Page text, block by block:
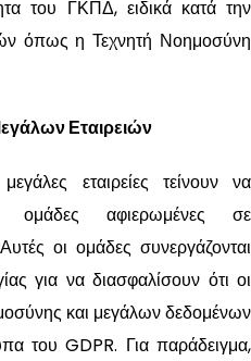
του ΓΚΠΔ, ειδικά κατά την
όπως η Τεχνητή Νοημοσύνη
Εταιρειών
εταιρείες τείνουν να
ομάδες αφιερωμένες σε
Αυτές οι ομάδες συνεργάζονται
για να διασφαλίσουν ότι οι
και μεγάλων δεδομένων
του GDPR. Για παράδειγμα,